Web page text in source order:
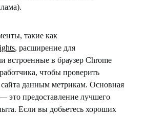
такие как
, расширение для
встроенные в браузер Chrome
чтобы проверить
сайта данным метрикам. Основная
это предоставление лучшего
Если вы добьетесь хороших